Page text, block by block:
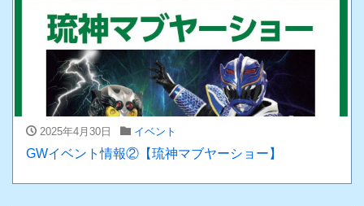
2025年4月30日 イベント
GWイベント情報②【琉神マブヤーショー】